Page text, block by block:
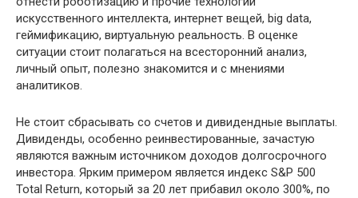
искусственного интеллекта, интернет вещей, big data,
геймификацию, виртуальную реальность. В оценке
ситуации стоит полагаться на всесторонний анализ,
личный опыт, полезно знакомится и с мнениями
аналитиков.
Не стоит сбрасывать со счетов и дивидендные выплаты.
Дивиденды, особенно реинвестированные, зачастую
являются важным источником доходов долгосрочного
инвестора. Ярким примером является индекс S&P 500
Total Return, который за 20 лет прибавил около 300%, по